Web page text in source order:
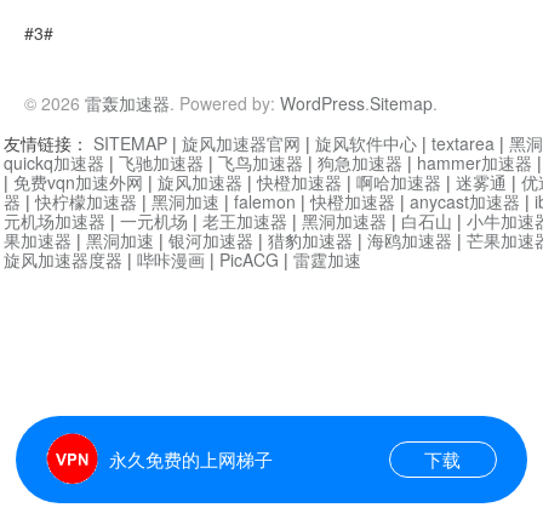
#3#
© 2026 雷轰加速器. Powered by: WordPress.Sitemap.
永久免费的上网梯子 下载
友情链接： SITEMAP | 旋风加速器官网 | 旋风软件中心 | textarea | 黑
quickq加速器 | 飞驰加速器 | 飞鸟加速器 | 狗急加速器 | hammer加速器
| 免费vqn加速外网 | 旋风加速器 |快橙加速器 | 啊哈加速器 | 迷雾通 | 优
器 |快柠檬加速器 | 黑洞加速 | falemon |快橙加速器 | anycast加速器 |
元机场加速器 | 一元机场 | 老王加速器 | 黑洞加速器 | 白石山 | 小牛加速
果加速器 | 黑洞加速 | 银河加速器 | 猎豹加速器 | 海鸥加速器 | 芒果加速
旋风加速器度器 | 哔咔漫画 | PicACG | 雷霆加速